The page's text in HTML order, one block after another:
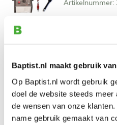
Baptist.nl maakt gebruik
Op Baptist.nl wordt gebruik
doel de website steeds meer
de wensen van onze
name gebruik gemaakt van
Artikelnummer:
Op voorraad
Vergelijken
Razertip
heavy duty
Artikelnummer: